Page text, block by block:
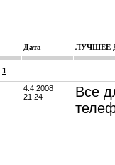
Дата ЛУЧШЕЕ
1
4.4.2008
21:24
Все